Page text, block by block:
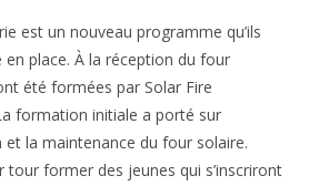
est un nouveau programme qu’ils
place. À la réception du four
été formées par Solar Fire
formation initiale a porté sur
et la maintenance du four solaire.
tour former des jeunes qui s’inscriront